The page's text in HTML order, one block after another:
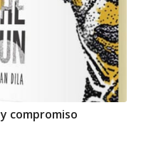
compromiso